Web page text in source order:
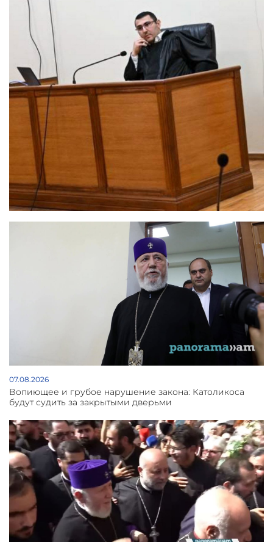
07.08.2026
Вопиющее и грубое нарушение закона: Католикоса
будут судить за закрытыми дверьми